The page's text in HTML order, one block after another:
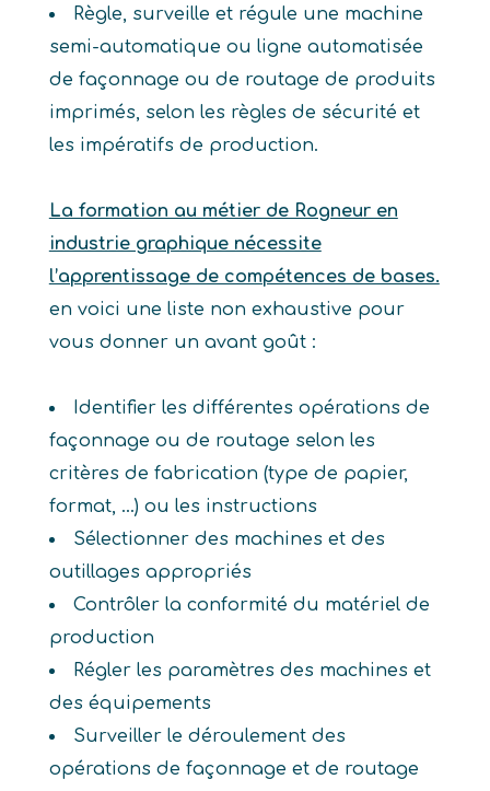
Règle, surveille et régule une machine
semi-automatique ou ligne automatisée
de façonnage ou de routage de produits
imprimés, selon les règles de sécurité et
les impératifs de production.
La formation au métier de Rogneur en
industrie graphique nécessite
l’apprentissage de compétences de bases.
en voici une liste non exhaustive pour
vous donner un avant goût :
Identifier les différentes opérations de
façonnage ou de routage selon les
critères de fabrication (type de papier,
format, ...) ou les instructions
Sélectionner des machines et des
outillages appropriés
Contrôler la conformité du matériel de
production
Régler les paramètres des machines et
des équipements
Surveiller le déroulement des
opérations de façonnage et de routage